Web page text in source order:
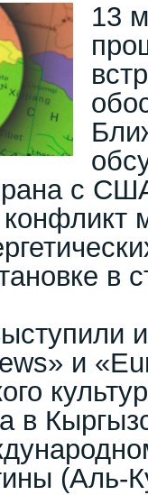
13
с
в
и
в
(Аль-